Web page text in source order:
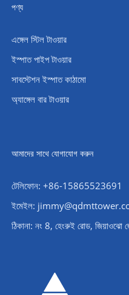
পণ্য
এঙ্গেল স্টিল টাওয়ার
ইস্পাত পাইপ টাওয়ার
সাবস্টেশন ইস্পাত কাঠামো
অ্যাঙ্গেল বার টাওয়ার
আমাদের সাথে যোগাযোগ করুন
টেলিফোন: +86-15865523691
ইমেইল:
ঠিকানা: নং 8, হেংরুই রোড,